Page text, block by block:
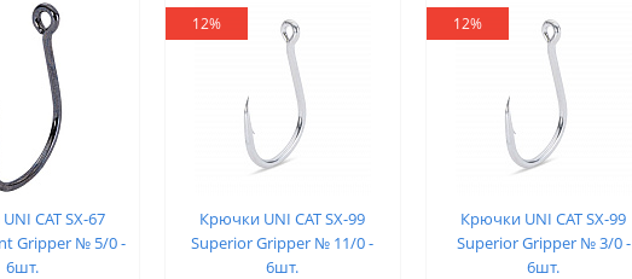
CAT SX-67
Gripper № 5/0 -
6шт.
12%
Крючки UNI CAT SX-99
Superior Gripper № 11/0 -
6шт.
12%
Крючки UNI CAT SX-99
Superior Gripper № 3/0 -
6шт.